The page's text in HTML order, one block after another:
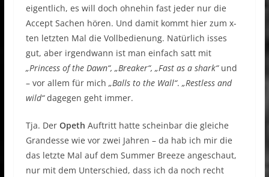
eigentlich, es will doch ohnehin fast jeder nur die
Accept Sachen hören. Und damit kommt hier zum x-
ten letzten Mal die Vollbedienung. Natürlich isses
gut, aber irgendwann ist man einfach satt mit
„Princess of the Dawn“, „Breaker“, „Fast as a shark“und
– vor allem für mich „Balls to the Wall“. „Restless and
wild“dagegen geht immer.
Tja. Der Opeth Auftritt hatte scheinbar die gleiche
Grandesse wie vor zwei Jahren – da hab ich mir die
das letzte Mal auf dem Summer Breeze angeschaut,
nur mit dem Unterschied, dass ich da noch recht